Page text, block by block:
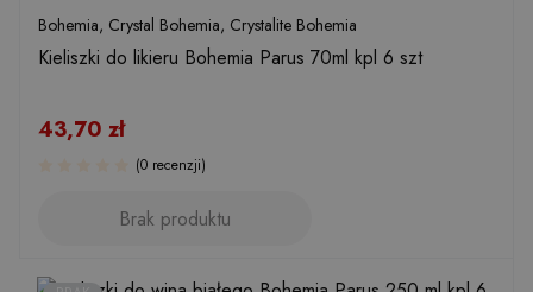
Bohemia, Crystal Bohemia, Crystalite Bohemia
Kieliszki do likieru Bohemia Parus 70ml kpl 6 szt
43,70 zł
(0 recenzji)
Brak produktu